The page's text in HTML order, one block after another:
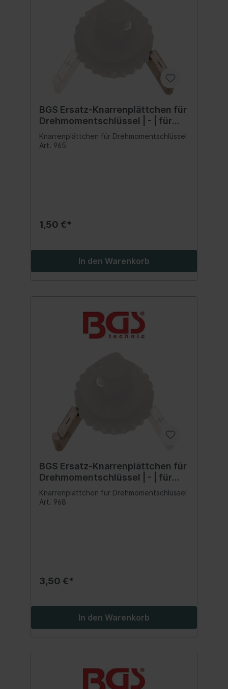
BGS Ersatz-Knarrenplättchen für
Drehmomentschlüssel | - | für
Art. 965
Knarrenplättchen für Drehmomentschlüssel
Art. 965
1,50 €*
In den Warenkorb
BGS Ersatz-Knarrenplättchen für
Drehmomentschlüssel | - | für
Art. 968
Knarrenplättchen für Drehmomentschlüssel
Art. 968
3,50 €*
In den Warenkorb